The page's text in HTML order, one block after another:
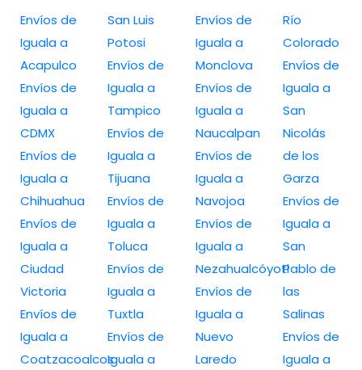
Envíos de
Iguala a
Acapulco
Envíos de
Iguala a
CDMX
Envíos de
Iguala a
Chihuahua
Envíos de
Iguala a
Ciudad
Victoria
Envíos de
Iguala a
Coatzacoalcos
San Luis
Potosi
Envíos de
Iguala a
Tampico
Envíos de
Iguala a
Tijuana
Envíos de
Iguala a
Toluca
Envíos de
Iguala a
Tuxtla
Envíos de
Iguala a
Envíos de
Iguala a
Monclova
Envíos de
Iguala a
Naucalpan
Envíos de
Iguala a
Navojoa
Envíos de
Iguala a
Nezahualcóyotl
Envíos de
Iguala a
Nuevo
Laredo
Río
Colorado
Envíos de
Iguala a
San
Nicolás
de los
Garza
Envíos de
Iguala a
San
Pablo de
las
Salinas
Envíos de
Iguala a